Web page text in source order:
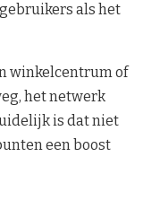
als het
winkelcentrum of
het netwerk
is dat niet
een boost